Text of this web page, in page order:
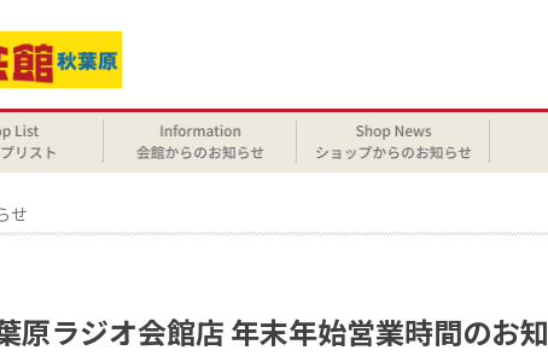
せ
原ラジオ会館店 年末年始営業時間のお知